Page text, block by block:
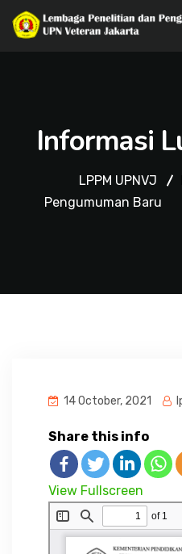
Informasi
LPPM UPNVJ
Pengumuman Baru
14 October, 2021
Share this info
View Fullscreen